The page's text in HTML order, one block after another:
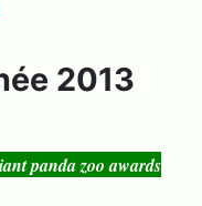
2013
panda zoo awards